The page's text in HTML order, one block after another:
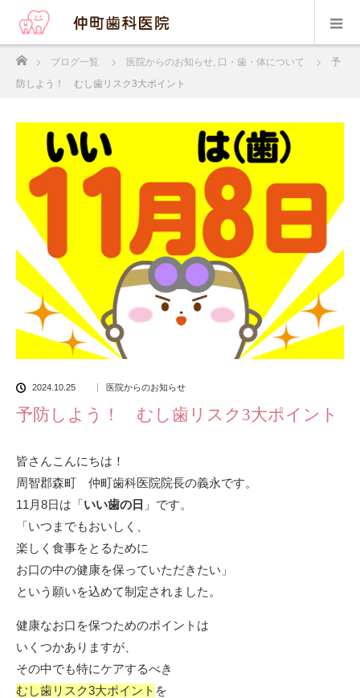
ブログ一覧 医院からのお知らせ, 口・歯・体について
予
防しよう！ むし歯リスク3大ポイント
2024.10.25 医院からのお知らせ
予防しよう！ むし歯リスク3大ポイント
皆さんこんにちは！
周智郡森町 仲町歯科医院院長の義永です。
11月8日は「いい歯の日 」です。
「いつまでもおいしく、
楽しく食事をとるために
お口の中の健康を保っていただきたい」
という願いを込めて制定されました。
健康なお口を保つためのポイントは
いくつかありますが、
その中でも特にケアするべき
むし歯リスク3大ポイント を